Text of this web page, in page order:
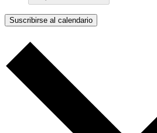
Suscribirse al calendario